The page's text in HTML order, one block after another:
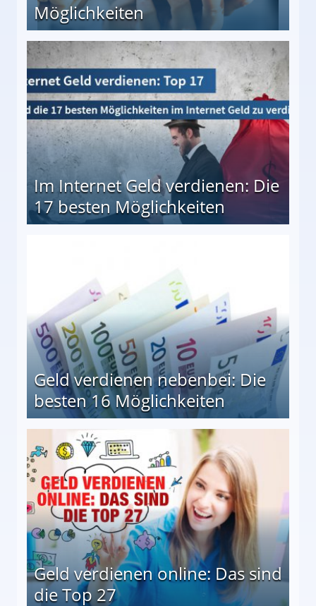
Möglichkeiten
besten Möglichkeiten
Im Internet Geld verdienen: Die
17 besten Möglichkeiten
Geld verdienen nebenbei: Die
besten 16 Möglichkeiten
Geld verdienen online: Das sind
die Top 27